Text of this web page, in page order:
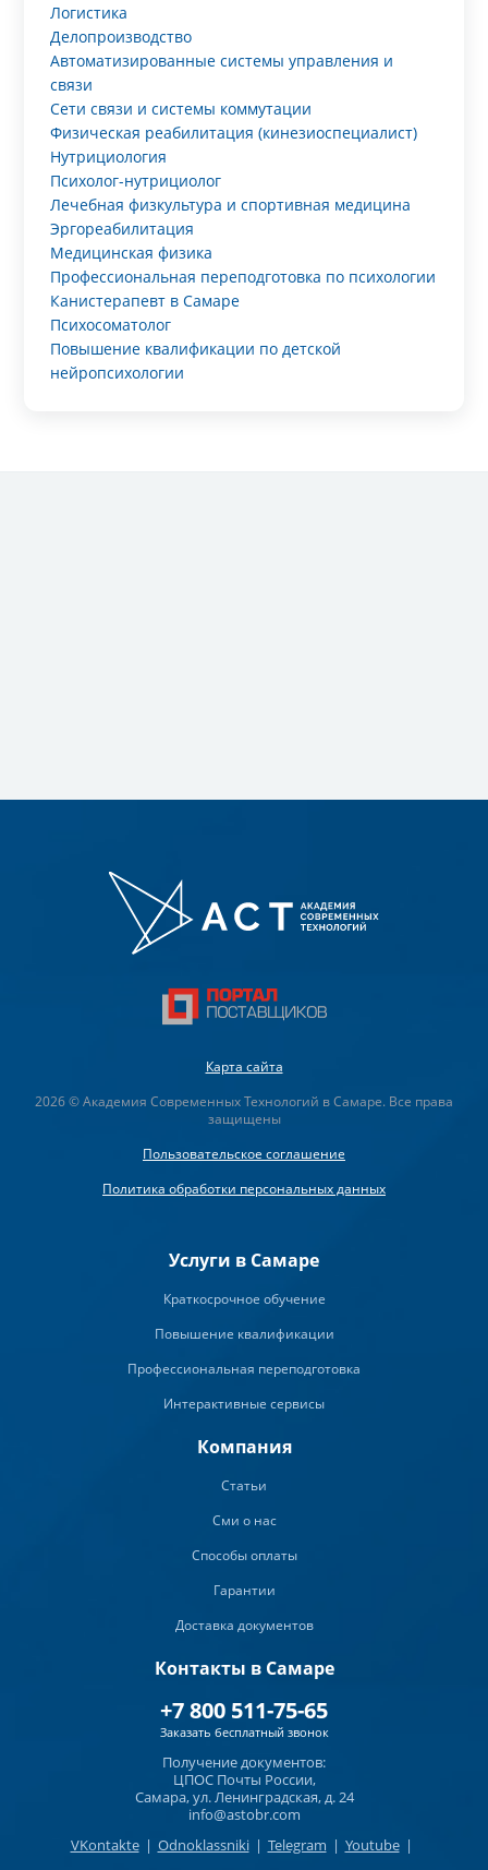
Логистика
Делопроизводство
Автоматизированные системы управления и
связи
Сети связи и системы коммутации
Физическая реабилитация (кинезиоспециалист)
Нутрициология
Психолог-нутрициолог
Лечебная физкультура и спортивная медицина
Эргореабилитация
Медицинская физика
Профессиональная переподготовка по психологии
Канистерапевт в Самаре
Психосоматолог
Повышение квалификации по детской
нейропсихологии
Карта сайта
2026 © Академия Современных Технологий в Самаре. Все права
защищены
Пользовательское соглашение
Политика обработки персональных данных
Услуги в Самаре
Краткосрочное обучение
Повышение квалификации
Профессиональная переподготовка
Интерактивные сервисы
Компания
Статьи
Сми о нас
Способы оплаты
Гарантии
Доставка документов
Контакты в Самаре
+7 800 511-75-65
Заказать бесплатный звонок
Получение документов:
ЦПОС Почты России,
Самара, ул. Ленинградская, д. 24
info@astobr.com
VKontakte | Odnoklassniki | Telegram | Youtube |